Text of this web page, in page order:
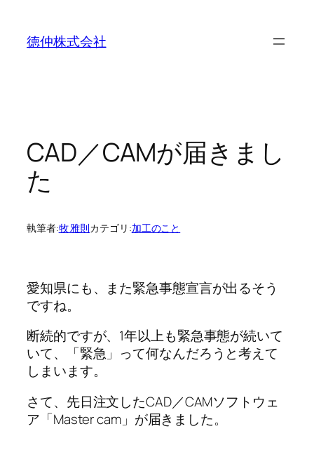
徳仲株式会社
CAD／CAMが届きまし
た
執筆者:牧 雅則カテゴリ:加工のこと
愛知県にも、また緊急事態宣言が出るそう
ですね。
断続的ですが、1年以上も緊急事態が続いて
いて、「緊急」って何なんだろうと考えて
しまいます。
さて、先日注文したCAD／CAMソフトウェ
ア「Master cam」が届きました。